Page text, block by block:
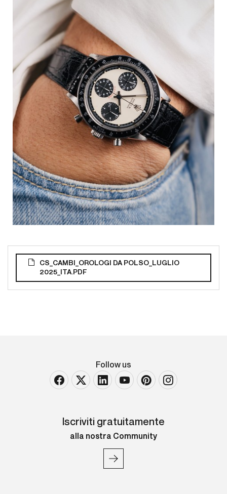
CS_CAMBI_OROLOGI DA POLSO_LUGLIO
2025_ITA.PDF
Follow us
Iscriviti gratuitamente
alla nostra Community